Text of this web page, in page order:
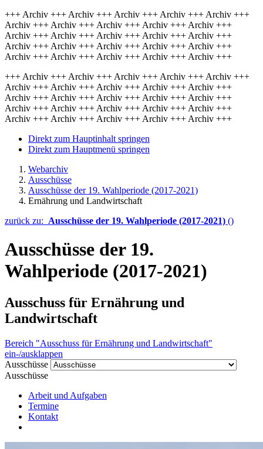
+++ Archiv +++ Archiv +++ Archiv +++ Archiv +++ Archiv +++
Archiv +++ Archiv +++ Archiv +++ Archiv +++ Archiv +++
Archiv +++ Archiv +++ Archiv +++ Archiv +++ Archiv +++
Archiv +++ Archiv +++ Archiv +++ Archiv +++ Archiv +++
Archiv +++ Archiv +++ Archiv +++ Archiv +++ Archiv +++
+++ Archiv +++ Archiv +++ Archiv +++ Archiv +++ Archiv +++
Archiv +++ Archiv +++ Archiv +++ Archiv +++ Archiv +++
Archiv +++ Archiv +++ Archiv +++ Archiv +++ Archiv +++
Archiv +++ Archiv +++ Archiv +++ Archiv +++ Archiv +++
Archiv +++ Archiv +++ Archiv +++ Archiv +++ Archiv +++
Direkt zum Hauptinhalt springen
Direkt zum Hauptmenü springen
Webarchiv
Ausschüsse
Ausschüsse der 19. Wahlperiode (2017-2021)
Ernährung und Landwirtschaft
zurück zu: Ausschüsse der 19. Wahlperiode (2017-2021) ()
Ausschüsse der 19.
Wahlperiode (2017-2021)
Ausschuss für Ernährung und
Landwirtschaft
Bereich "Ausschuss für Ernährung und Landwirtschaft"
ein-/ausklappen
Ausschüsse
Ausschüsse
Arbeit und Aufgaben
Termine
Kontakt